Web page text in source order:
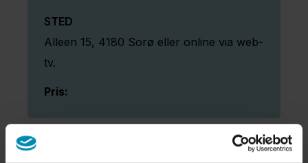
Presse
Kontakt
STED
Alleen 15, 4180 Sorø eller online via web-
tv.
Pris: